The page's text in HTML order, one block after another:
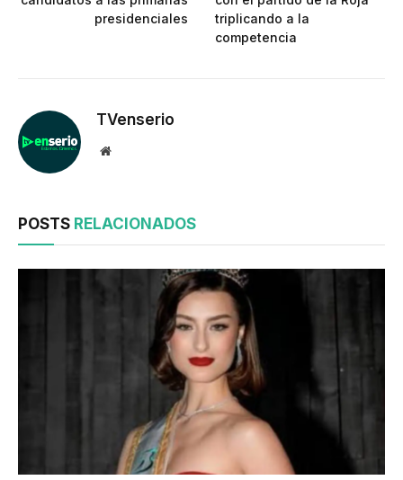
presidenciales
triplicando a la
competencia
TVenserio
Website
POSTS RELACIONADOS